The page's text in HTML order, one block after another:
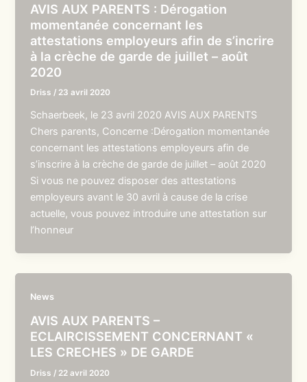
AVIS AUX PARENTS : Dérogation
momentanée concernant les
attestations employeurs afin de s’incrire
à la crèche de garde de juillet – août
2020
Driss / 23 avril 2020
Schaerbeek, le 23 avril 2020 AVIS AUX PARENTS
Chers parents, Concerne :Dérogation momentanée
concernant les attestations employeurs afin de
s’inscrire à la crèche de garde de juillet – août 2020
Si vous ne pouvez disposer des attestations
employeurs avant le 30 avril à cause de la crise
actuelle, vous pouvez introduire une attestation sur
l’honneur
News
AVIS AUX PARENTS –
ECLAIRCISSEMENT CONCERNANT «
LES CRECHES » DE GARDE
Driss / 22 avril 2020